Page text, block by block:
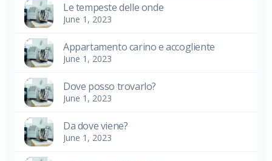
Le tempeste delle onde
June 1, 2023
Appartamento carino e accogliente
June 1, 2023
Dove posso trovarlo?
June 1, 2023
Da dove viene?
June 1, 2023